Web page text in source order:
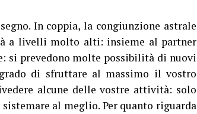
In coppia, la congiunzione astrale
a livelli molto alti: insieme al partner
si prevedono molte possibilità di nuovi
di sfruttare al massimo il vostro
alcune delle vostre attività: solo
al meglio. Per quanto riguarda